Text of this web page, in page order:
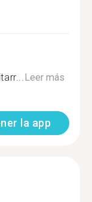
Leer más
la app